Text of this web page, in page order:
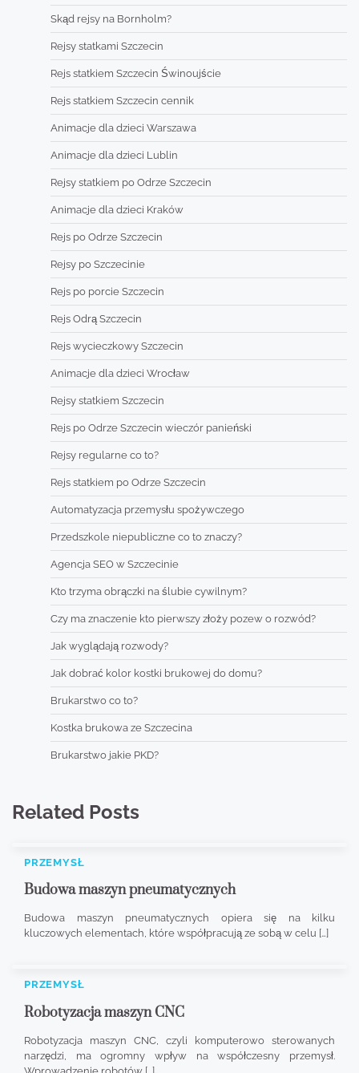
Skąd rejsy na Bornholm?
Rejsy statkami Szczecin
Rejs statkiem Szczecin Świnoujście
Rejs statkiem Szczecin cennik
Animacje dla dzieci Warszawa
Animacje dla dzieci Lublin
Rejsy statkiem po Odrze Szczecin
Animacje dla dzieci Kraków
Rejs po Odrze Szczecin
Rejsy po Szczecinie
Rejs po porcie Szczecin
Rejs Odrą Szczecin
Rejs wycieczkowy Szczecin
Animacje dla dzieci Wrocław
Rejsy statkiem Szczecin
Rejs po Odrze Szczecin wieczór panieński
Rejsy regularne co to?
Rejs statkiem po Odrze Szczecin
Automatyzacja przemysłu spożywczego
Przedszkole niepubliczne co to znaczy?
Agencja SEO w Szczecinie
Kto trzyma obrączki na ślubie cywilnym?
Czy ma znaczenie kto pierwszy złoży pozew o rozwód?
Jak wyglądają rozwody?
Jak dobrać kolor kostki brukowej do domu?
Brukarstwo co to?
Kostka brukowa ze Szczecina
Brukarstwo jakie PKD?
Related Posts
PRZEMYSŁ
Budowa maszyn pneumatycznych
Budowa maszyn pneumatycznych opiera się na kilku
kluczowych elementach, które współpracują ze sobą w celu […]
PRZEMYSŁ
Robotyzacja maszyn CNC
Robotyzacja maszyn CNC, czyli komputerowo sterowanych
narzędzi, ma ogromny wpływ na współczesny przemysł.